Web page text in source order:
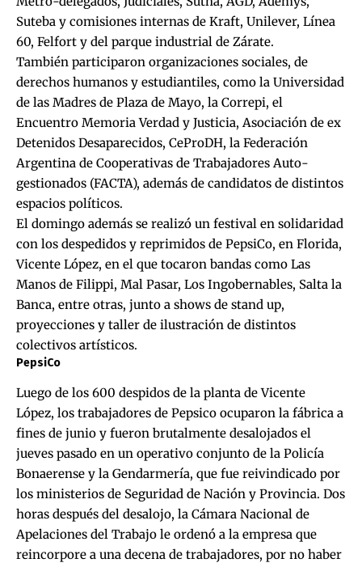
Suteba y comisiones internas de Kraft, Unilever, Línea
60, Felfort y del parque industrial de Zárate.
También participaron organizaciones sociales, de
derechos humanos y estudiantiles, como la Universidad
de las Madres de Plaza de Mayo, la Correpi, el
Encuentro Memoria Verdad y Justicia, Asociación de ex
Detenidos Desaparecidos, CeProDH, la Federación
Argentina de Cooperativas de Trabajadores Auto-
gestionados (FACTA), además de candidatos de distintos
espacios políticos.
El domingo además se realizó un festival en solidaridad
con los despedidos y reprimidos de PepsiCo, en Florida,
Vicente López, en el que tocaron bandas como Las
Manos de Filippi, Mal Pasar, Los Ingobernables, Salta la
Banca, entre otras, junto a shows de stand up,
proyecciones y taller de ilustración de distintos
colectivos artísticos.
PepsiCo
Luego de los 600 despidos de la planta de Vicente
López, los trabajadores de Pepsico ocuparon la fábrica a
fines de junio y fueron brutalmente desalojados el
jueves pasado en un operativo conjunto de la Policía
Bonaerense y la Gendarmería, que fue reivindicado por
los ministerios de Seguridad de Nación y Provincia. Dos
horas después del desalojo, la Cámara Nacional de
Apelaciones del Trabajo le ordenó a la empresa que
reincorpore a una decena de trabajadores, por no haber